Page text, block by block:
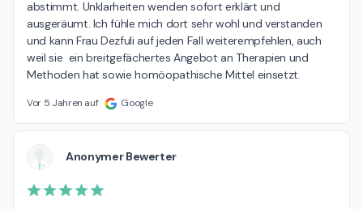
abstimmt. Unklarheiten wenden sofort erklärt und
ausgeräumt. Ich fühle mich dort sehr wohl und verstanden
und kann Frau Dezfuli auf jeden Fall weiterempfehlen, auch
weil sie  ein breitgefächertes Angebot an Therapien und
Methoden hat sowie homöopathische Mittel einsetzt.
Vor 5 Jahren auf Google
Anonymer Bewerter